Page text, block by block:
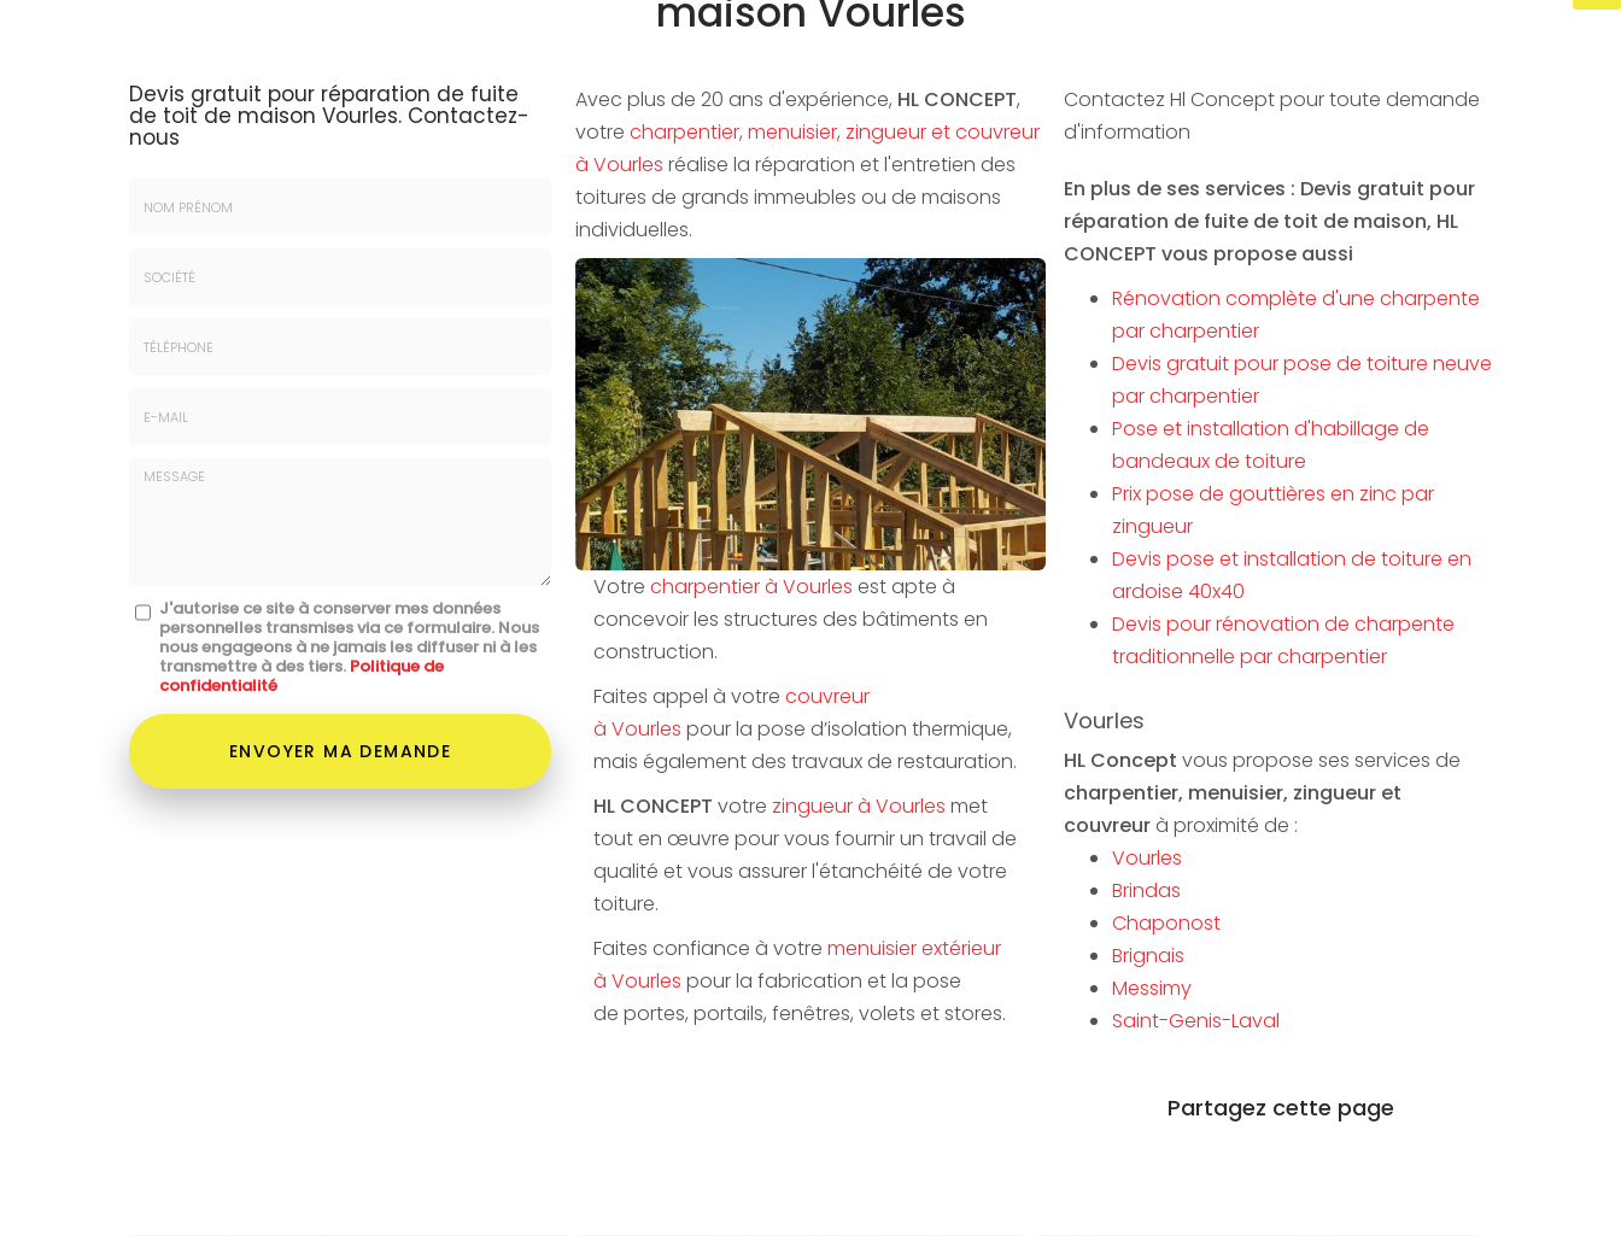
maison Vourles
Devis gratuit pour réparation de fuite
de toit de maison Vourles. Contactez-
nous
Message
J'autorise ce site à conserver mes données
personnelles transmises via ce formulaire. Nous
nous engageons à ne jamais les diffuser ni à les
transmettre à des tiers. Politique de
confidentialité
Acceptation
RGPD
*
ENVOYER MA DEMANDE
Avec plus de 20 ans d'expérience, HL CONCEPT,
votre charpentier, menuisier, zingueur et couvreur
à Vourles réalise la réparation et l'entretien des
toitures de grands immeubles ou de maisons
individuelles.
Votre charpentier à Vourles est apte à
concevoir les structures des bâtiments en
construction.
Faites appel à votre couvreur
à Vourles pour la pose d’isolation thermique,
mais également des travaux de restauration.
HL CONCEPT votre zingueur à Vourles met
tout en œuvre pour vous fournir un travail de
qualité et vous assurer l'étanchéité de votre
toiture.
Faites confiance à votre menuisier extérieur
à Vourles pour la fabrication et la pose
de portes, portails, fenêtres, volets et stores.
Contactez Hl Concept pour toute demande
d'information
En plus de ses services : Devis gratuit pour
réparation de fuite de toit de maison, HL
CONCEPT vous propose aussi
Rénovation complète d'une charpente
par charpentier
Devis gratuit pour pose de toiture neuve
par charpentier
Pose et installation d'habillage de
bandeaux de toiture
Prix pose de gouttières en zinc par
zingueur
Devis pose et installation de toiture en
ardoise 40x40
Devis pour rénovation de charpente
traditionnelle par charpentier
Vourles
HL Concept vous propose ses services de
charpentier, menuisier, zingueur et
couvreur à proximité de :
Vourles
Brindas
Chaponost
Brignais
Messimy
Saint-Genis-Laval